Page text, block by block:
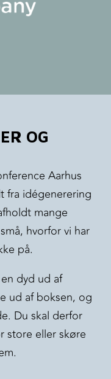
OG
Aarhus
fra idégenerering
mange
hvorfor vi har
på.
dyd ud af
ud af boksen, og
Du skal derfor
store eller skøre